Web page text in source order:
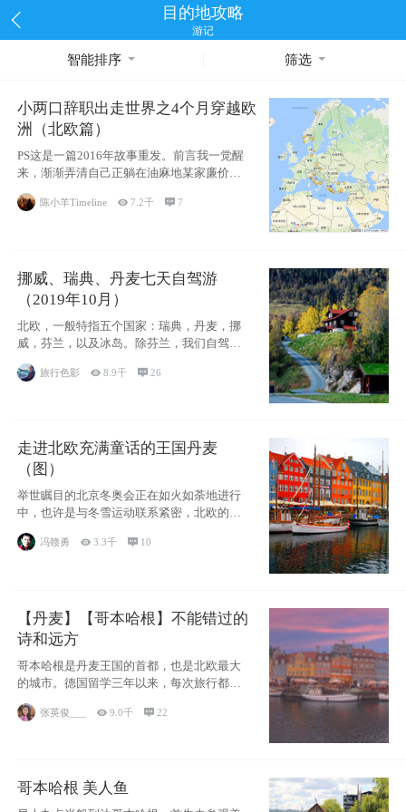
目的地攻略
游记
智能排序 筛选
小两口辞职出走世界之4个月穿越欧
洲（北欧篇）
PS这是一篇2016年故事重发。前言我一觉醒
来，渐渐弄清自己正躺在油麻地某家廉价宾
馆
陈小羊Timeline 7.2千 7
挪威、瑞典、丹麦七天自驾游
（2019年10月）
北欧，一般特指五个国家：瑞典，丹麦，挪
威，芬兰，以及冰岛。除芬兰，我们自驾游
旅行色影 8.9千 26
走进北欧充满童话的王国丹麦
（图）
举世瞩目的北京冬奥会正在如火如荼地进行
中，也许是与冬雪运动联系紧密，北欧的一
些国家因
冯赣勇 3.3千  10
【丹麦】【哥本哈根】不能错过的
诗和远方
哥本哈根是丹麦王国的首都，也是北欧最大
的城市。德国留学三年以来，每次旅行都是
张英俊___ 9.0千 22
哥本哈根 美人鱼